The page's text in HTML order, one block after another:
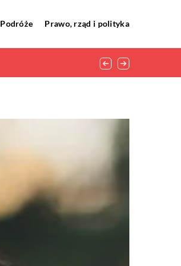
Podróże Prawo, rząd i polityka